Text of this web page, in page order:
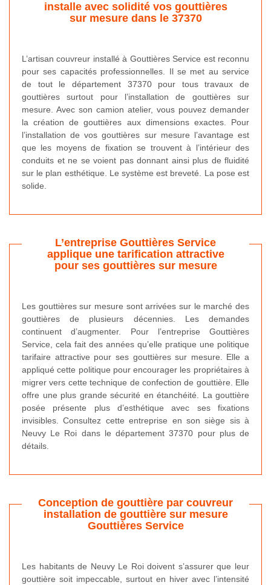
installe avec solidité vos gouttières
sur mesure dans le 37370
L’artisan couvreur installé à Gouttières Service est reconnu
pour ses capacités professionnelles. Il se met au service
de tout le département 37370 pour tous travaux de
gouttières surtout pour l’installation de gouttières sur
mesure. Avec son camion atelier, vous pouvez demander
la création de gouttières aux dimensions exactes. Pour
l’installation de vos gouttières sur mesure l’avantage est
que les moyens de fixation se trouvent à l’intérieur des
conduits et ne se voient pas donnant ainsi plus de fluidité
sur le plan esthétique. Le système est breveté. La pose est
solide.
L’entreprise Gouttières Service
applique une tarification attractive
pour ses gouttières sur mesure
Les gouttières sur mesure sont arrivées sur le marché des
gouttières de plusieurs décennies. Les demandes
continuent d’augmenter. Pour l’entreprise Gouttières
Service, cela fait des années qu’elle pratique une politique
tarifaire attractive pour ses gouttières sur mesure. Elle a
appliqué cette politique pour encourager les propriétaires à
migrer vers cette technique de confection de gouttière. Elle
offre une plus grande sécurité en étanchéité. La gouttière
posée présente plus d’esthétique avec ses fixations
invisibles. Consultez cette entreprise en son siège sis à
Neuvy Le Roi dans le département 37370 pour plus de
détails.
Conception de gouttière par couvreur
installation de gouttière sur mesure
Gouttières Service
Les habitants de Neuvy Le Roi doivent s’assurer que leur
gouttière soit impeccable, surtout en hiver avec l’intensité